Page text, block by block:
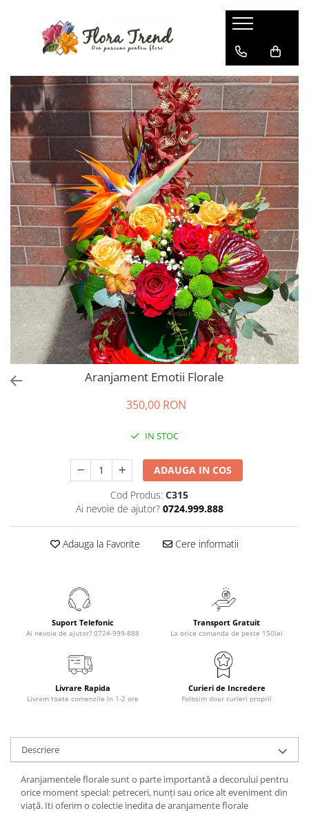
Aranjament Emotii Florale
350,00 RON
IN STOC
ADAUGA IN COS
Cod Produs: C315
Ai nevoie de ajutor? 0724.999.888
Adauga la Favorite Cere informatii
Suport Telefonic
Ai nevoie de ajutor? 0724-999-888
Transport Gratuit
La orice comanda de peste 150lei
Livrare Rapida
Livram toate comenzile in 1-2 ore
Curieri de Incredere
Folosim doar curieri proprii
Descriere
Aranjamentele florale sunt o parte importantă a decorului pentru
orice moment special: petreceri, nunți sau orice alt eveniment din
viață. Iti oferim o colectie inedita de aranjamente florale